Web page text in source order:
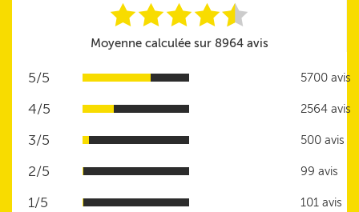
iiiii
@
Moyenne calculée sur 8964 avis
5/5 5700 avis
4/5 2564 avis
3/5 500 avis
2/5 99 avis
1/5 101 avis